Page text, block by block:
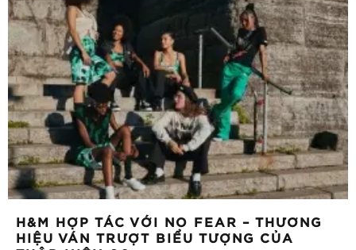
H&M HỢP TÁC VỚI NO FEAR – THƯƠNG
HIỆU VÁN TRƯỢT BIỂU TƯỢNG CỦA